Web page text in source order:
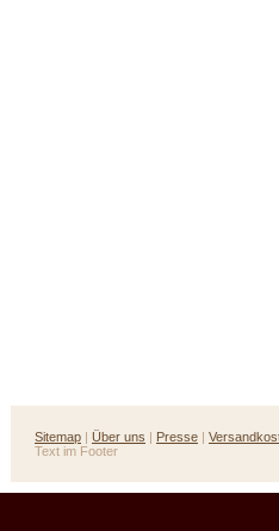
Sitemap | Über uns | Presse |
Text im Footer